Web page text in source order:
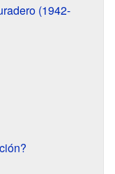
(1942-